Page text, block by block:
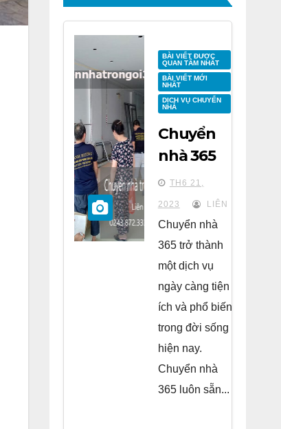
BÀI VIẾT ĐƯỢC
QUAN TÂM NHẤT
BÀI VIẾT MỚI
NHẤT
DỊCH VỤ CHUYỂN
NHÀ
Chuyển
nhà 365
tại chung
cư BID
Residence
Tố Hữu
TH6 21,
2023 LIÊN
Chuyển nhà
365 trở thành
một dịch vụ
ngày càng tiện
ích và phổ biến
trong đời sống
hiện nay.
Chuyển nhà
365 luôn sẵn...